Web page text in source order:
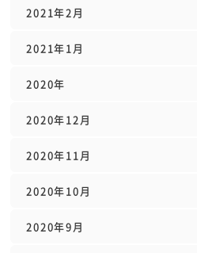
2021年2月
2021年1月
2020年
2020年12月
2020年11月
2020年10月
2020年9月